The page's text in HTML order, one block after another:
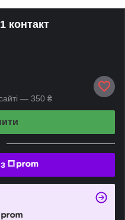
контакт
— 350 ₴